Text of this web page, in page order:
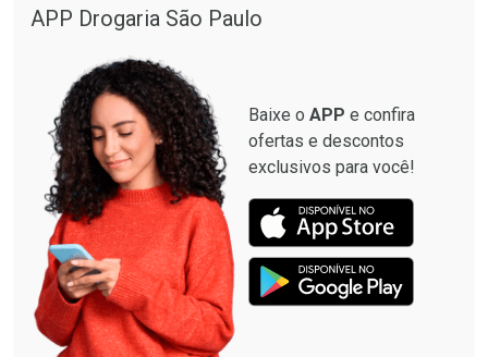
APP Drogaria São Paulo
Baixe o APP e confira
ofertas e descontos
exclusivos para você!